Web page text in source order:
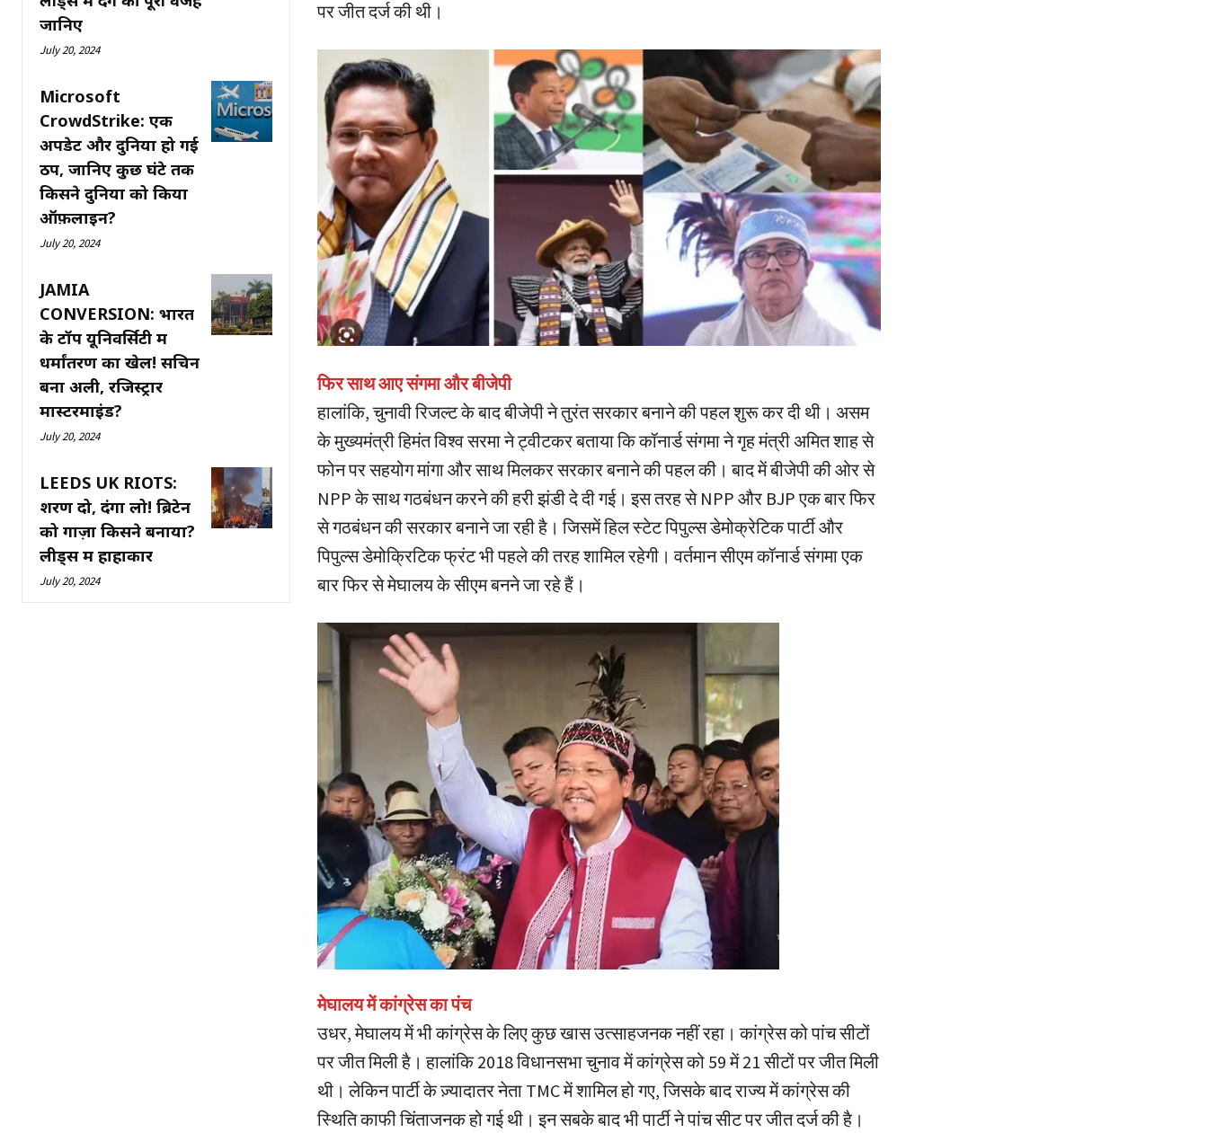
जानिए
July 20, 2024
Microsoft
CrowdStrike: एक
अपडेट और दुनिया हो गई
ठप, जानिए कुछ घंटे तक
किसने दुनिया को किया
ऑफ़लाइन?
July 20, 2024
JAMIA
CONVERSION: भारत
के टॉप यूनिवर्सिटी में
धर्मांतरण का खेल! सचिन
बना अली, रजिस्ट्रार
मास्टरमाइंड?
July 20, 2024
LEEDS UK RIOTS:
शरण दो, दंगा लो! ब्रिटेन
को गाज़ा किसने बनाया?
लीड्स में हाहाकार
July 20, 2024
पर जीत दर्ज की थी।
फिर साथ आए संगमा और बीजेपी
हालांकि, चुनावी रिजल्ट के बाद बीजेपी ने तुरंत सरकार बनाने की पहल शुरू कर दी थी। असम
के मुख्यमंत्री हिमंत विश्व सरमा ने ट्वीटकर बताया कि कॉनार्ड संगमा ने गृह मंत्री अमित शाह से
फोन पर सहयोग मांगा और साथ मिलकर सरकार बनाने की पहल की। बाद में बीजेपी की ओर से
NPP के साथ गठबंधन करने की हरी झंडी दे दी गई। इस तरह से NPP और BJP एक बार फिर
से गठबंधन की सरकार बनाने जा रही है। जिसमें हिल स्टेट पिपुल्स डेमोक्रेटिक पार्टी और
पिपुल्स डेमोक्रिटिक फ्रंट भी पहले की तरह शामिल रहेगी। वर्तमान सीएम कॉनार्ड संगमा एक
बार फिर से मेघालय के सीएम बनने जा रहे हैं।
मेघालय में कांग्रेस का पंच
उधर, मेघालय में भी कांग्रेस के लिए कुछ खास उत्साहजनक नहीं रहा। कांग्रेस को पांच सीटों
पर जीत मिली है। हालांकि 2018 विधानसभा चुनाव में कांग्रेस को 59 में 21 सीटों पर जीत मिली
थी। लेकिन पार्टी के ज़्यादातर नेता TMC में शामिल हो गए, जिसके बाद राज्य में कांग्रेस की
स्थिति काफी चिंताजनक हो गई थी। इन सबके बाद भी पार्टी ने पांच सीट पर जीत दर्ज की है।